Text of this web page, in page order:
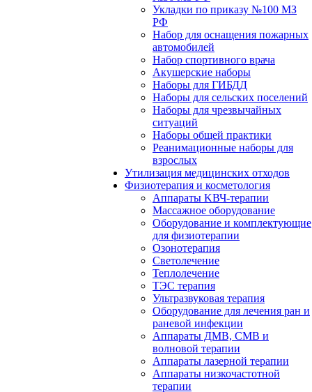
Укладки по приказу №100 МЗ
РФ
Набор для оснащения пожарных
автомобилей
Набор спортивного врача
Акушерские наборы
Наборы для ГИБДД
Наборы для сельских поселений
Наборы для чрезвычайных
ситуаций
Наборы общей практики
Реанимационные наборы для
взрослых
Утилизация медицинских отходов
Физиотерапия и косметология
Аппараты KВЧ-терапии
Массажное оборудование
Оборудование и комплектующие
для физиотерапии
Озонотерапия
Светолечение
Теплолечение
ТЭС терапия
Ультразвуковая терапия
Оборудование для лечения ран и
раневой инфекции
Аппараты ДМВ, СМВ и
волновой терапии
Аппараты лазерной терапии
Аппараты низкочастотной
терапии